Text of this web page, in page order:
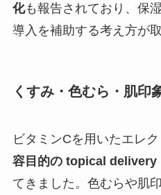
化も報告されており、保
導入を補助する考え方が
くすみ・色むら・肌印
ビタミンCを用いたエレ
容目的の topical delivery
てきました。色むらや肌